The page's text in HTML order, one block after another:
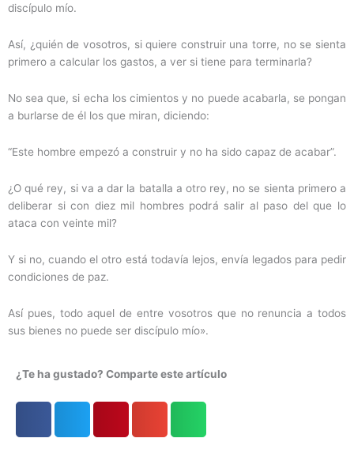
discípulo mío.
Así, ¿quién de vosotros, si quiere construir una torre, no se sienta
primero a calcular los gastos, a ver si tiene para terminarla?
No sea que, si echa los cimientos y no puede acabarla, se pongan
a burlarse de él los que miran, diciendo:
“Este hombre empezó a construir y no ha sido capaz de acabar”.
¿O qué rey, si va a dar la batalla a otro rey, no se sienta primero a
deliberar si con diez mil hombres podrá salir al paso del que lo
ataca con veinte mil?
Y si no, cuando el otro está todavía lejos, envía legados para pedir
condiciones de paz.
Así pues, todo aquel de entre vosotros que no renuncia a todos
sus bienes no puede ser discípulo mío».
¿Te ha gustado? Comparte este artículo